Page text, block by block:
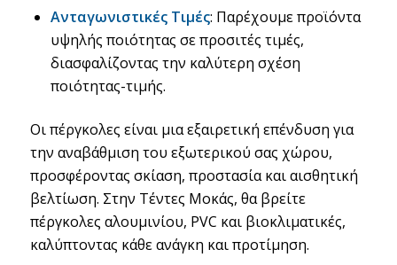
Ανταγωνιστικές Τιμές: Παρέχουμε προϊόντα
υψηλής ποιότητας σε προσιτές τιμές,
διασφαλίζοντας την καλύτερη σχέση
ποιότητας-τιμής.
Οι πέργκολες είναι μια εξαιρετική επένδυση για
την αναβάθμιση του εξωτερικού σας χώρου,
προσφέροντας σκίαση, προστασία και αισθητική
βελτίωση. Στην Τέντες Μοκάς, θα βρείτε
πέργκολες αλουμινίου, PVC και βιοκλιματικές,
καλύπτοντας κάθε ανάγκη και προτίμηση.